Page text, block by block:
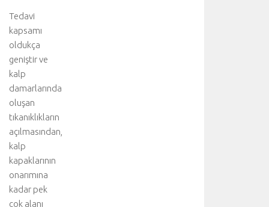
Tedavi
kapsamı
oldukça
geniştir ve
kalp
damarlarında
oluşan
tıkanıklıkların
açılmasından,
kalp
kapaklarının
onarımına
kadar pek
çok alanı